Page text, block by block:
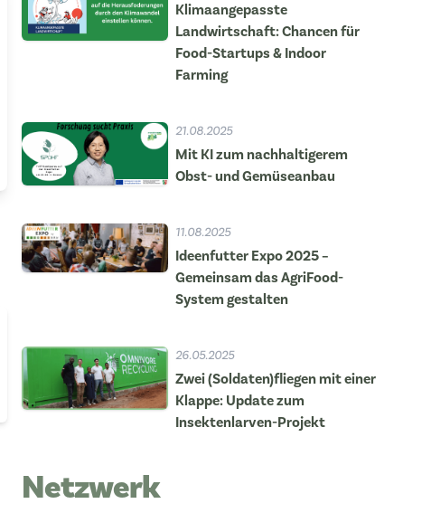
Klimaangepasste
Landwirtschaft: Chancen für
Food-Startups & Indoor
Farming
21.08.2025
Mit KI zum nachhaltigerem
Obst- und Gemüseanbau
11.08.2025
Ideenfutter Expo 2025 –
Gemeinsam das AgriFood-
System gestalten
26.05.2025
Zwei (Soldaten)fliegen mit einer
Klappe: Update zum
Insektenlarven-Projekt
Netzwerk